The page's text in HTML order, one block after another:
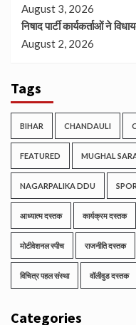
August 3, 2026
निषाद पार्टी कार्यकर्ताओं ने
August 2, 2026
Tags
BIHAR CHANDAULI
FEATURED MUGHAL
NAGARPALIKA DDU
आध्यात्म दस्तक कार्यक्रम दस्तक
मोटीवेशनल स्पीच राजनीति दस्तक
विचित्र पहल संस्था वॉलीवुड दस्तक
Categories